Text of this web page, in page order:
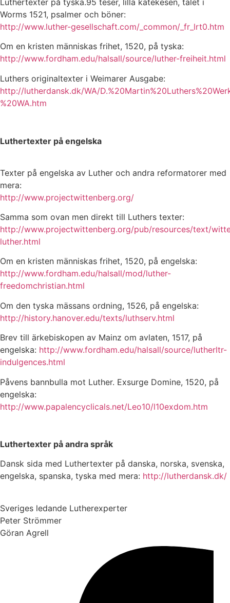
Worms 1521, psalmer och böner:
http://www.luther-gesellschaft.com/_common/_fr_lrt0.htm
Om en kristen människas frihet, 1520, på tyska:
http://www.fordham.edu/halsall/source/luther-freiheit.html
Luthers originaltexter i Weimarer Ausgabe:
http://lutherdansk.dk/WA/
%20WA.htm
Luthertexter på engelska
Texter på engelska av Luther och andra reformatorer med
mera:
http://www.projectwittenberg.org/
Samma som ovan men direkt till Luthers texter:
http://www.projectwittenberg.org/pub/resources/text/
luther.html
Om en kristen människas frihet, 1520, på engelska:
http://www.fordham.edu/halsall/mod/luther-
freedomchristian.html
Om den tyska mässans ordning, 1526, på engelska:
http://history.hanover.edu/texts/luthserv.html
Brev till ärkebiskopen av Mainz om avlaten, 1517, på
engelska: http://www.fordham.edu/halsall/source/lutherltr-
indulgences.html
Påvens bannbulla mot Luther. Exsurge Domine, 1520, på
engelska:
http://www.papalencyclicals.net/Leo10/l10exdom.htm
Luthertexter på andra språk
Dansk sida med Luthertexter på danska, norska, svenska,
engelska, spanska, tyska med mera: http://lutherdansk.dk/
Sveriges ledande Lutherexperter
Peter Strömmer
Göran Agrell